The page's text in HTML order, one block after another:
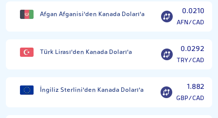
Afgan Afganisi'den Kanada Doları'a 0.0210
AFN/CAD
Türk Lirası'den Kanada Doları'a 0.0292
TRY/CAD
İngiliz Sterlini'den Kanada Doları'a 1.882
GBP/CAD